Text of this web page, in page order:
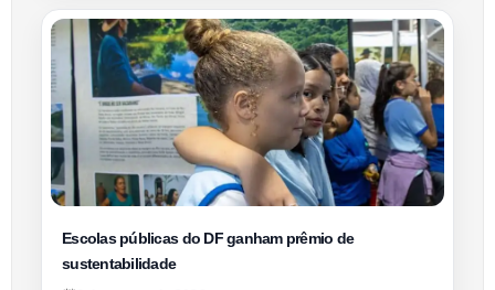
Escolas públicas do DF ganham prêmio de
sustentabilidade